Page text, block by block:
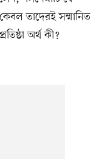
তাদেরই সম্মানিত
অর্থ কী?